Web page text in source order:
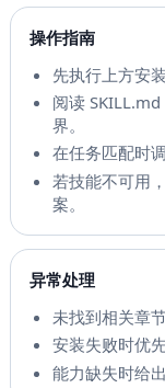
操作指南
先执行上方安
阅读
界。
在任务匹配时
若技能不可用
案。
异常处理
未找到相关章
安装失败时优
能力缺失时给